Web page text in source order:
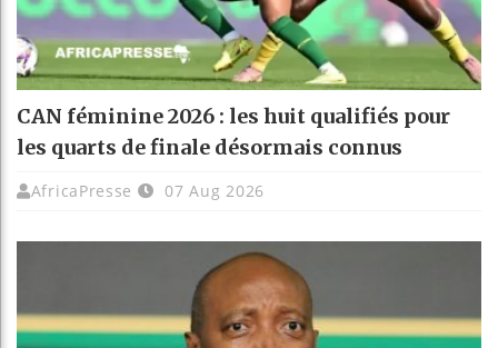
CAN féminine 2026 : les huit qualifiés pour
les quarts de finale désormais connus
AfricaPresse 07 Aug 2026